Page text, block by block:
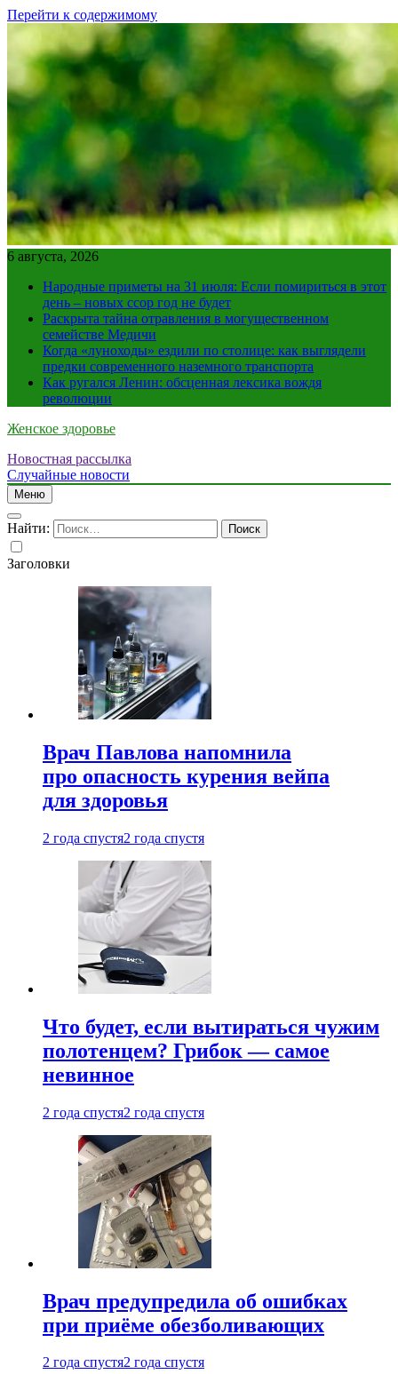
Перейти к содержимому
6 августа, 2026
Народные приметы на 31 июля: Если помириться в этот
день – новых ссор год не будет
Раскрыта тайна отравления в могущественном
семействе Медичи
Когда «луноходы» ездили по столице: как выглядели
предки современного наземного транспорта
Как ругался Ленин: обсценная лексика вождя
революции
Женское здоровье
Новостная рассылка
Случайные новости
Меню
Найти:
Заголовки
Врач Павлова напомнила
про опасность курения вейпа
для здоровья
2 года спустя2 года спустя
Что будет, если вытираться чужим
полотенцем? Грибок — самое
невинное
2 года спустя2 года спустя
Врач предупредила об ошибках
при приëме обезболивающих
2 года спустя2 года спустя